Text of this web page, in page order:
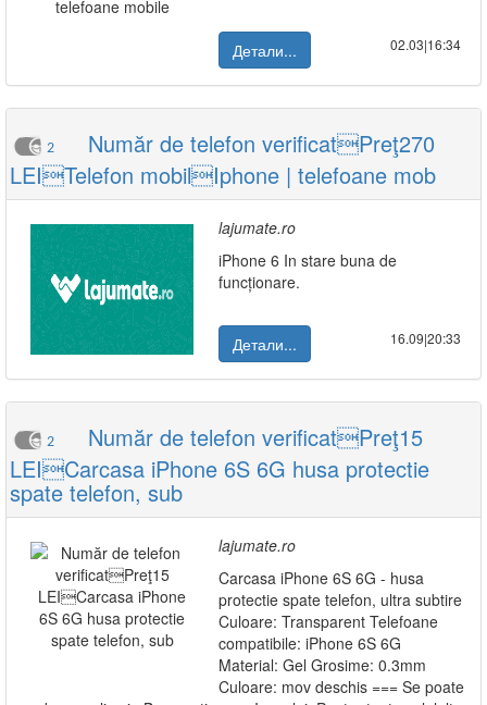
Детали... 02.03|16:34
2
Număr de telefon verificatPreţ270
LEITelefon mobilIphone | telefoane mob
lajumate.ro
iPhone 6 In stare buna de
funcționare.
Детали... 16.09|20:33
2
Număr de telefon verificatPreţ15
LEICarcasa iPhone 6S 6G husa protectie
spate telefon, sub
lajumate.ro
Carcasa iPhone 6S 6G - husa
protectie spate telefon, ultra subtire
Culoare: Transparent Telefoane
compatibile: iPhone 6S 6G
Material: Gel Grosime: 0.3mm
Culoare: mov deschis === Se poate